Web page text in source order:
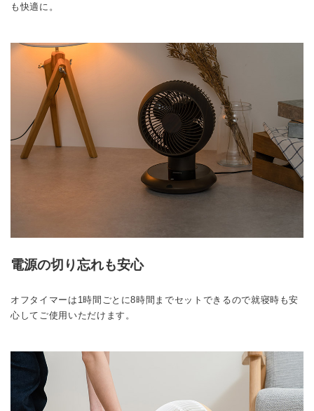
も快適に。
電源の切り忘れも安心
オフタイマーは1時間ごとに8時間までセットできるので就寝時も安
心してご使用いただけます。